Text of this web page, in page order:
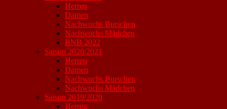
Herren
Damen
Nachwuchs Burschen
Nachwuchs Mädchen
BNB 2022
Saison 2020/2021
Herren
Damen
Nachwuchs Burschen
Nachwuchs Mädchen
Saison 2019/2020
Herren